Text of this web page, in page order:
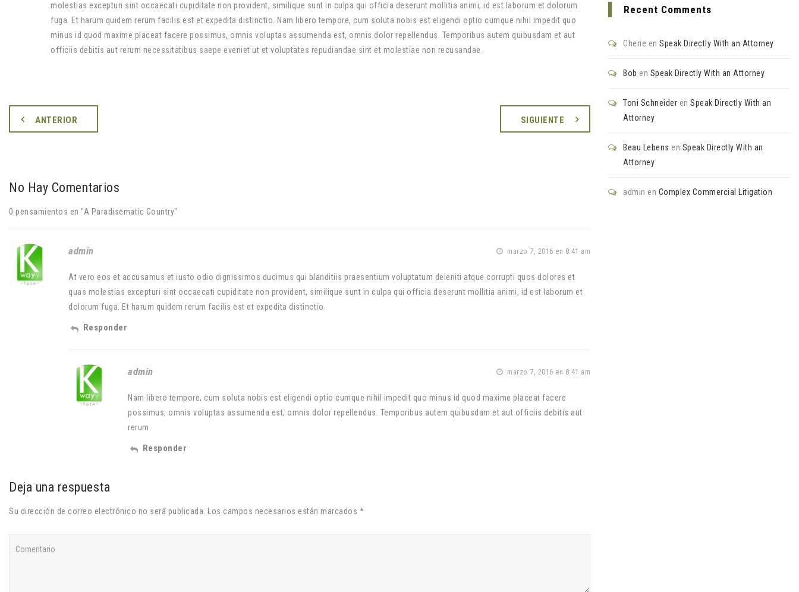
molestias excepturi sint occaecati cupiditate non provident, similique sunt in culpa qui officia deserunt mollitia animi, id est laborum et dolorum
fuga. Et harum quidem rerum facilis est et expedita distinctio. Nam libero tempore, cum soluta nobis est eligendi optio cumque nihil impedit quo
minus id quod maxime placeat facere possimus, omnis voluptas assumenda est, omnis dolor repellendus. Temporibus autem quibusdam et aut
officiis debitis aut rerum necessitatibus saepe eveniet ut et voluptates repudiandae sint et molestiae non recusandae.
ANTERIOR SIGUIENTE
No Hay Comentarios
0 pensamientos en "A Paradisematic Country"
admin marzo 7, 2016 en 8:41 am
At vero eos et accusamus et iusto odio dignissimos ducimus qui blanditiis praesentium voluptatum deleniti atque corrupti quos dolores et
quas molestias excepturi sint occaecati cupiditate non provident, similique sunt in culpa qui officia deserunt mollitia animi, id est laborum et
dolorum fuga. Et harum quidem rerum facilis est et expedita distinctio.
Responder
admin marzo 7, 2016 en 8:41 am
Nam libero tempore, cum soluta nobis est eligendi optio cumque nihil impedit quo minus id quod maxime placeat facere
possimus, omnis voluptas assumenda est, omnis dolor repellendus. Temporibus autem quibusdam et aut officiis debitis aut
rerum.
Responder
Deja una respuesta
Su dirección de correo electrónico no será publicada. Los campos necesarios están marcados *
Recent Comments
Cherie en Speak Directly With an Attorney
Bob en Speak Directly With an Attorney
Toni Schneider en Speak Directly With an
Attorney
Beau Lebens en Speak Directly With an
Attorney
admin en Complex Commercial Litigation